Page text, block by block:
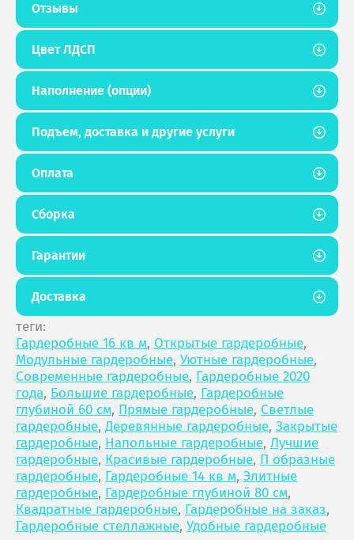
Отзывы
Цвет ЛДСП
Наполнение (опции)
Подъем, доставка и другие услуги
Оплата
Сборка
Гарантии
Доставка
теги:
Гардеробные 16 кв м, Открытые гардеробные,
Модульные гардеробные, Уютные гардеробные,
Современные гардеробные, Гардеробные 2020
года, Большие гардеробные, Гардеробные
глубиной 60 см, Прямые гардеробные, Светлые
гардеробные,Деревянные гардеробные, Закрытые
гардеробные, Напольные гардеробные, Лучшие
гардеробные, Красивые гардеробные, П образные
гардеробные, Гардеробные 14 кв м, Элитные
гардеробные, Гардеробные глубиной 80 см,
Квадратные гардеробные, Гардеробные на заказ,
Гардеробные стеллажные, Удобные гардеробные